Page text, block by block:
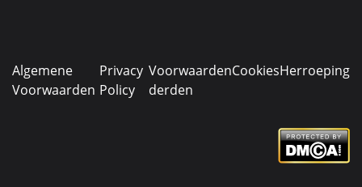
Algemene
Voorwaarden
Privacy
Policy
Voorwaarden
derden
CookiesHerroeping